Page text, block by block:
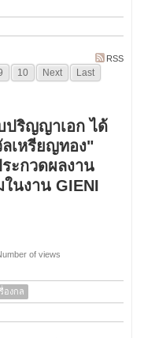
RSS
10 Next Last
ปริญญาเอก ได้
ลเหรียญทอง"
ะกวดผลงาน
นงาน GIENI
of views
องกล